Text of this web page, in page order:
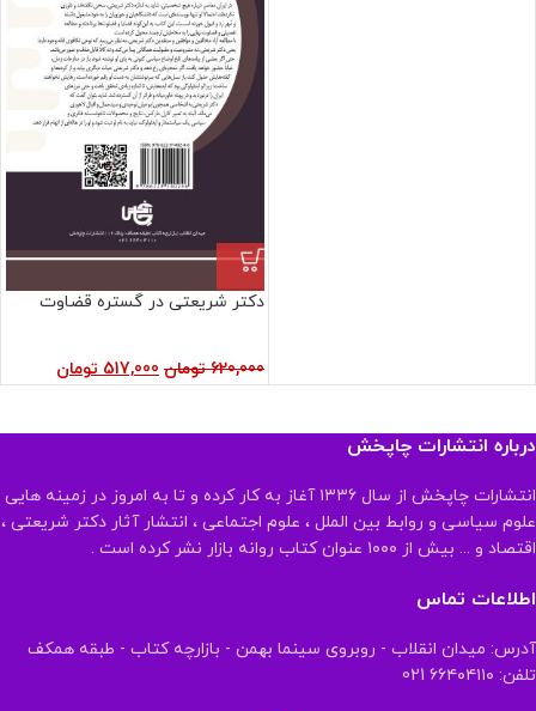
دکتر شریعتی در گستره قضاوت
620,000 تومان 517,000 تومان
درباره انتشارات چاپخش
انتشارات چاپخش از سال ۱۳۳۶ آغاز به کار کرده و تا به امروز در زمینه هایی
علوم سیاسی و روابط بین الملل ، علوم اجتماعی ، انتشار آثار دکتر شریعتی ،
اقتصاد و ... بیش از ۱۰۰۰ عنوان کتاب روانه بازار نشر کرده است .
اطلاعات تماس
آدرس: میدان انقلاب - روبروی سینما بهمن - بازارچه کتاب - طبقه همکف
تلفن: ۶۶۴۰۴۱۱۰ 021